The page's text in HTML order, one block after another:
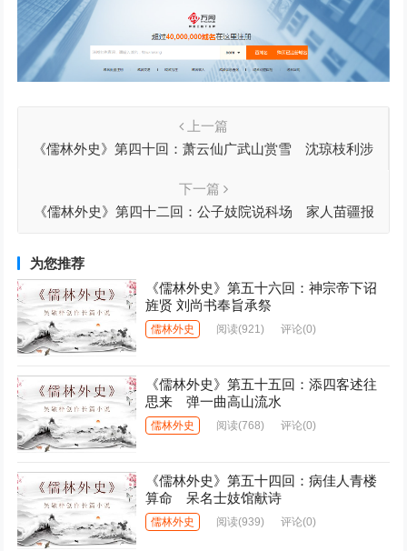
上一篇
《儒林外史》第四十回：萧云仙广武山赏雪 沈琼枝利涉
下一篇
《儒林外史》第四十二回：公子妓院说科场 家人苗疆报
为您推荐
《儒林外史》第五十六回：神宗帝下诏
旌贤 刘尚书奉旨承祭
儒林外史 阅读(921) 评论(0)
《儒林外史》第五十五回：添四客述往
思来 弹一曲高山流水
儒林外史 阅读(768) 评论(0)
《儒林外史》第五十四回：病佳人青楼
算命 呆名士妓馆献诗
儒林外史 阅读(939) 评论(0)